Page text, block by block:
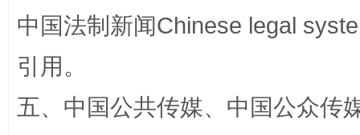
中国法制新闻Chinese legal
引用。
五、中国公共传媒、中国公众传